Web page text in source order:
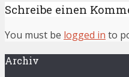
Schreibe einen
You must be logged in to
Archiv